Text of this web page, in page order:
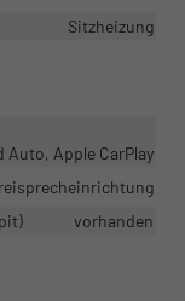
Sitzheizung
Apple CarPlay
vorhanden